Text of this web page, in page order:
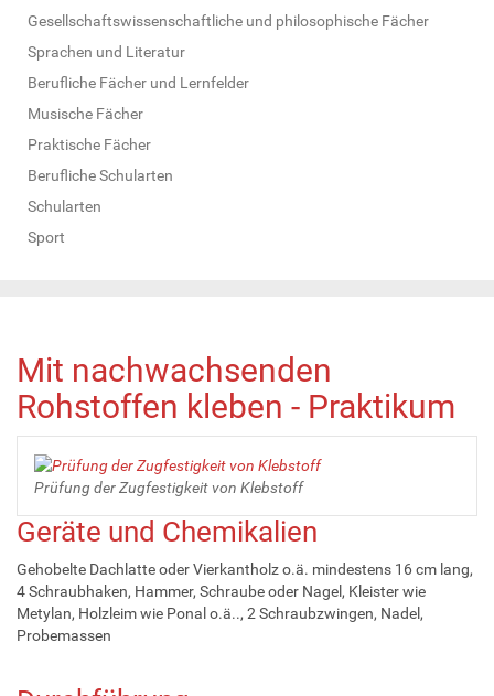
Gesellschaftswissenschaftliche und philosophische Fächer
Sprachen und Literatur
Berufliche Fächer und Lernfelder
Musische Fächer
Praktische Fächer
Berufliche Schularten
Schularten
Sport
Mit nachwachsenden
Rohstoffen kleben - Praktikum
Prüfung der Zugfestigkeit von Klebstoff
Geräte und Chemikalien
Gehobelte Dachlatte oder Vierkantholz o.ä. mindestens 16 cm lang,
4 Schraubhaken, Hammer, Schraube oder Nagel, Kleister wie
Metylan, Holzleim wie Ponal o.ä.., 2 Schraubzwingen, Nadel,
Probemassen